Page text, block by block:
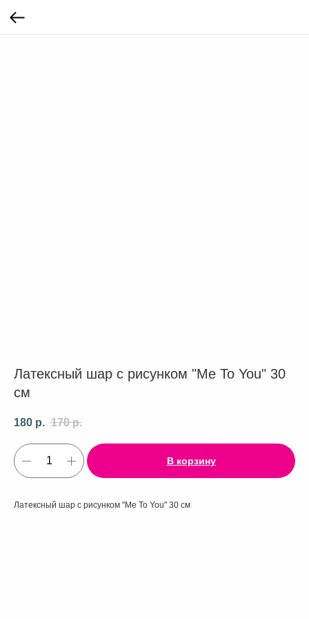
Латексный шар с рисунком "Me To You" 30
см
180 р. 170 р.
В корзину
Латексный шар с рисунком "Me To You" 30 см